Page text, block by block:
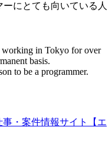
にとても向いている人
in Tokyo for over
basis.
to be a programmer.
・案件情報サイト【エ